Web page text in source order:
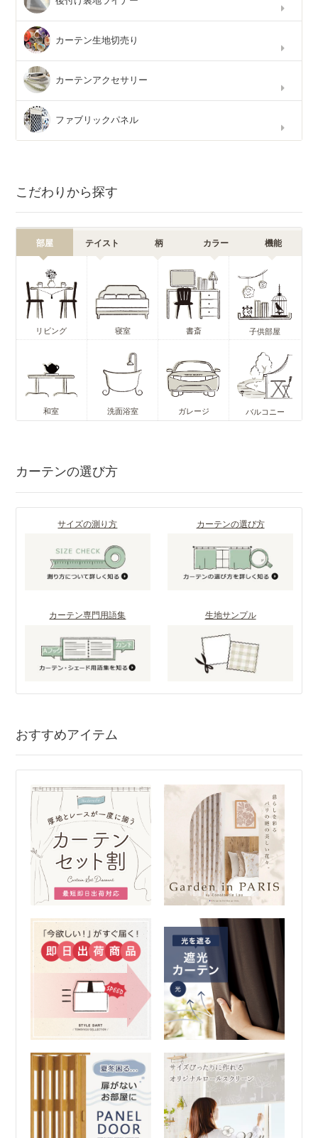
カーテン生地切売り
カーテンアクセサリー
ファブリックパネル
こだわりから探す
部屋 テイスト 柄 カラー 機能
リビング 寝室 書斎 子供部屋
和室 洗面浴室 ガレージ バルコニー
カーテンの選び方
サイズの測り方 カーテンの選び方
カーテン専門用語集 生地サンプル
おすすめアイテム